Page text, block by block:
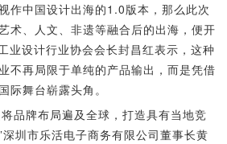
作中国设计出海的1.0版本，那么此次
术、人文、非遗等融合后的出海，便开
业设计行业协会会长封昌红表示，这种
不再局限于单纯的产品输出，而是凭借
际舞台崭露头角。
品牌布局遍及全球，打造具有当地竞
圳市乐活电子商务有限公司董事长黄